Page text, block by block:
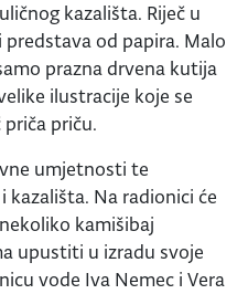
kazališta. Riječ u
od papira. Malo
prazna drvena kutija
ilustracije koje se
priču.
umjetnosti te
kazališta. Na radionici će
kamišibaj
upustiti u izradu svoje
vode Iva Nemec i Vera